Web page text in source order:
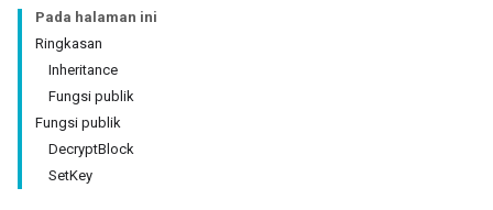
Pada halaman ini
Ringkasan
Inheritance
Fungsi publik
Fungsi publik
DecryptBlock
SetKey